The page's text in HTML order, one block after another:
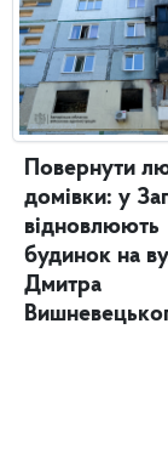
Повернути
домівки: у
відновлюють
будинок на
Дмитра